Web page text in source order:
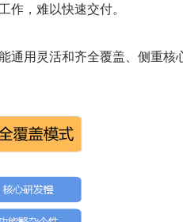
，难以快速交付。
通用灵活和齐全覆盖、侧重核